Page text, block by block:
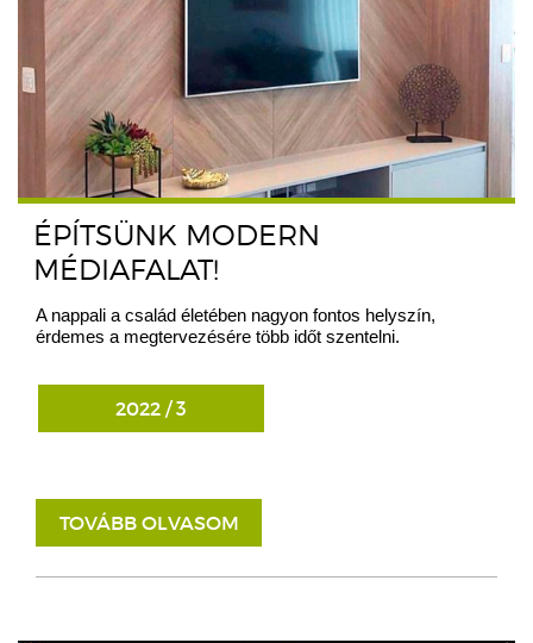
ÉPÍTSÜNK MODERN
MÉDIAFALAT!
A nappali a család életében nagyon fontos helyszín,
érdemes a megtervezésére több időt szentelni.
2022 / 3
TOVÁBB OLVASOM